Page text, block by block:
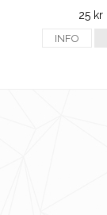
25 kr
INFO